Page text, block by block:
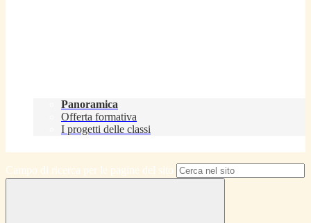
Panoramica
Offerta formativa
I progetti delle classi
Campo di ricerca per le pagine del sito